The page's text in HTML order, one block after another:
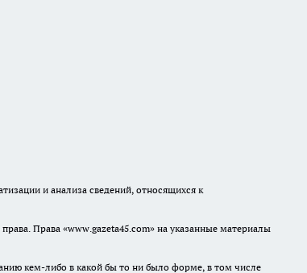
и анализа сведений, относящихся к
Права «www.gazeta45.com» на указанные материалы
кем-либо в какой бы то ни было форме, в том числе